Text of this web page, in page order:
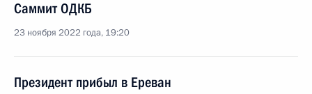
Саммит ОДКБ
23 ноября 2022 года, 19:20
Президент прибыл в Ереван